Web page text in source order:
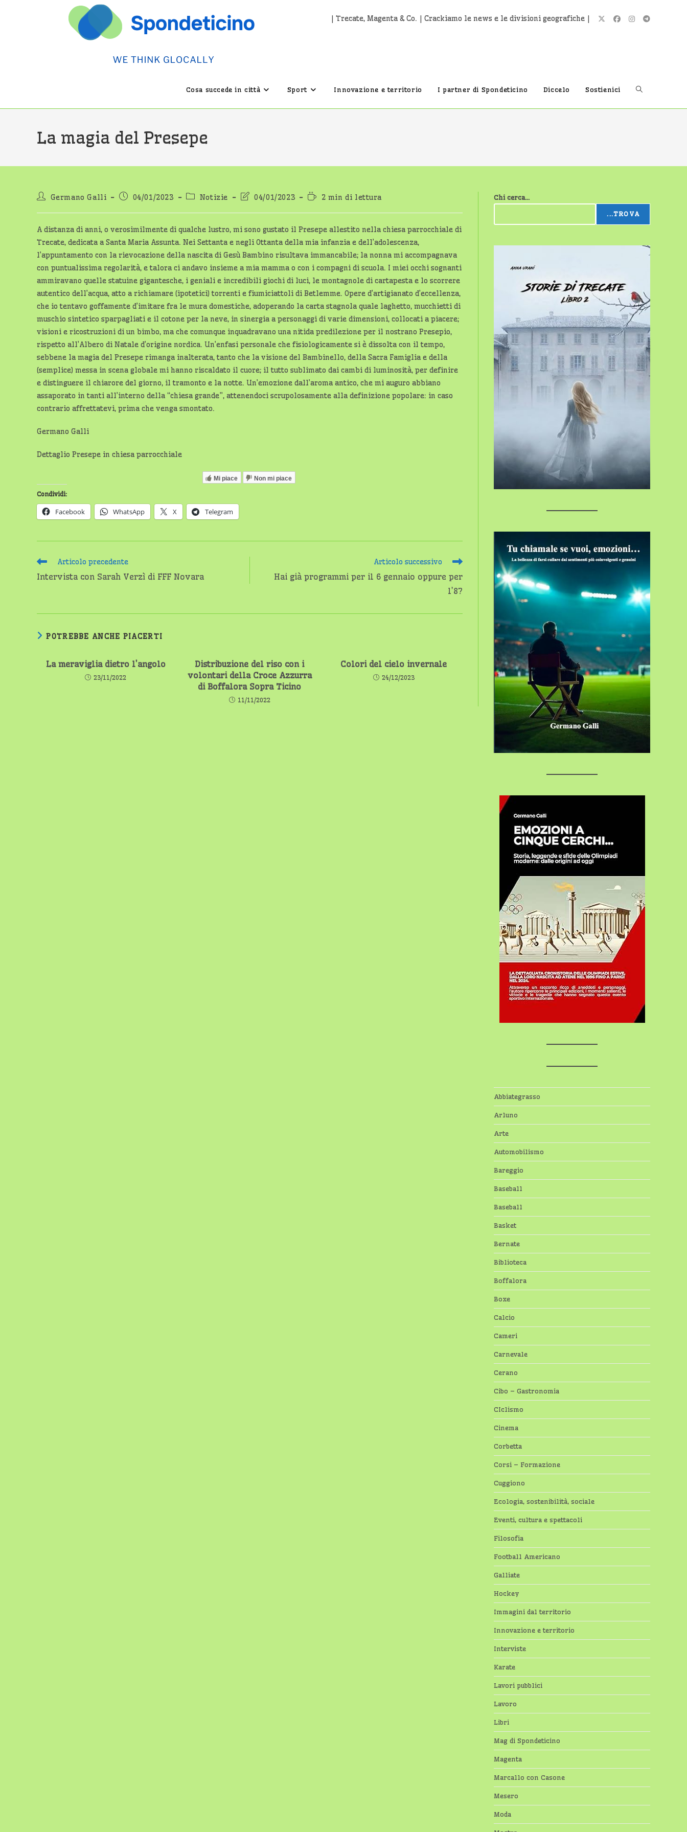
| Trecate, Magenta & Co. | Crackiamo le news e le divisioni geografiche |
Cosa succede in città Sport Innovazione e territorio I partner di Spondeticino Diccelo Sostienici Attiva/
ricerca
sul
La magia del Presepe
AutoreGermano Galli
Articolo
04/01/2023
Categoria
Notizie
Ultima
dell'articolo:
04/01/2023
Tempo
lettura:
2 min di lettura
A distanza di anni, o verosimilmente di qualche lustro, mi sono gustato il Presepe allestito nella chiesa parrocchiale di
Trecate, dedicata a Santa Maria Assunta. Nei Settanta e negli Ottanta della mia infanzia e dell’adolescenza,
l’appuntamento con la rievocazione della nascita di Gesù Bambino risultava immancabile; la nonna mi accompagnava
con puntualissima regolarità, e talora ci andavo insieme a mia mamma o con i compagni di scuola. I miei occhi sognanti
ammiravano quelle statuine gigantesche, i geniali e incredibili giochi di luci, le montagnole di cartapesta e lo scorrere
autentico dell’acqua, atto a richiamare (ipotetici) torrenti e fiumiciattoli di Betlemme. Opere d’artigianato d’eccellenza,
che io tentavo goffamente d’imitare fra le mura domestiche, adoperando la carta stagnola quale laghetto, mucchietti di
muschio sintetico sparpagliati e il cotone per la neve, in sinergia a personaggi di varie dimensioni, collocati a piacere;
visioni e ricostruzioni di un bimbo, ma che comunque inquadravano una nitida predilezione per il nostrano Presepio,
rispetto all’Albero di Natale d’origine nordica. Un’enfasi personale che fisiologicamente si è dissolta con il tempo,
sebbene la magia del Presepe rimanga inalterata, tanto che la visione del Bambinello, della Sacra Famiglia e della
(semplice) messa in scena globale mi hanno riscaldato il cuore; il tutto sublimato dai cambi di luminosità, per definire
e distinguere il chiarore del giorno, il tramonto e la notte. Un’emozione dall’aroma antico, che mi auguro abbiano
assaporato in tanti all’interno della “chiesa grande”, attenendoci scrupolosamente alla definizione popolare: in caso
contrario affrettatevi, prima che venga smontato.
Germano Galli
Dettaglio Presepe in chiesa parrocchiale
Mi piace Non mi piace
Condividi:
Facebook WhatsApp X Telegram
Leggi
articoli
Articolo precedente
Intervista con Sarah Verzì di FFF Novara
Articolo successivo
Hai già programmi per il 6 gennaio oppure per
l’8?
POTREBBE ANCHE PIACERTI
La meraviglia dietro l’angolo
23/11/2022
Distribuzione del riso con i
volontari della Croce Azzurra
di Boffalora Sopra Ticino
11/11/2022
Colori del cielo invernale
24/12/2023
Chi cerca...
...TROVA
Abbiategrasso
Arluno
Arte
Automobilismo
Bareggio
Baseball
Baseball
Basket
Bernate
Biblioteca
Boffalora
Boxe
Calcio
Cameri
Carnevale
Cerano
Cibo – Gastronomia
CIclismo
Cinema
Corbetta
Corsi – Formazione
Cuggiono
Ecologia, sostenibilità, sociale
Eventi, cultura e spettacoli
Filosofia
Football Americano
Galliate
Hockey
Immagini dal territorio
Innovazione e territorio
Interviste
Karate
Lavori pubblici
Lavoro
Libri
Mag di Spondeticino
Magenta
Marcallo con Casone
Mesero
Moda